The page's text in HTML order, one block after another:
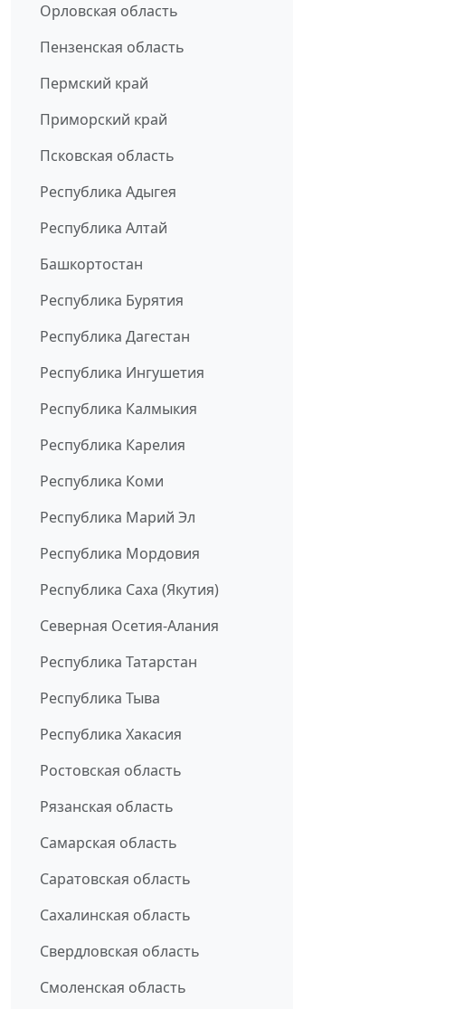
Орловская область
Пензенская область
Пермский край
Приморский край
Псковская область
Республика Адыгея
Республика Алтай
Башкортостан
Республика Бурятия
Республика Дагестан
Республика Ингушетия
Республика Калмыкия
Республика Карелия
Республика Коми
Республика Марий Эл
Республика Мордовия
Республика Саха (Якутия)
Северная Осетия-Алания
Республика Татарстан
Республика Тыва
Республика Хакасия
Ростовская область
Рязанская область
Самарская область
Саратовская область
Сахалинская область
Свердловская область
Смоленская область